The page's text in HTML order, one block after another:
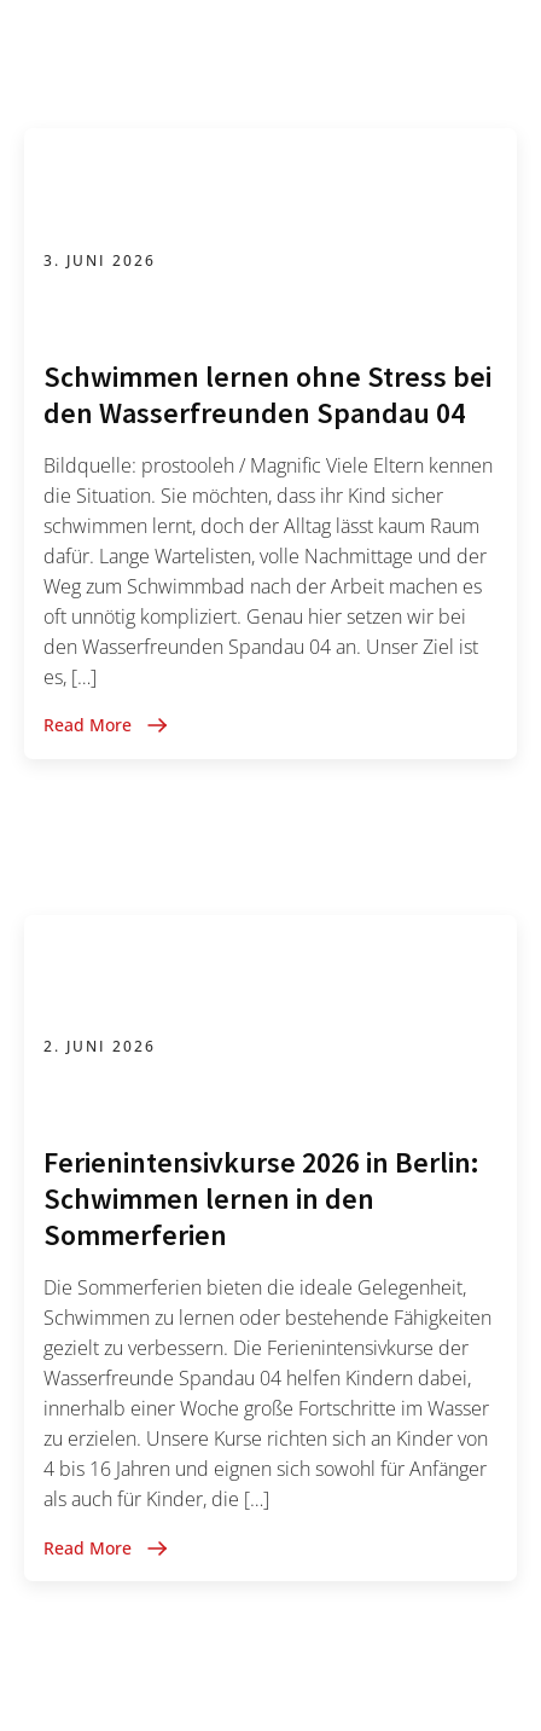
3. JUNI 2026
Schwimmen lernen ohne Stress bei
den Wasserfreunden Spandau 04
Bildquelle: prostooleh / Magnific Viele Eltern kennen
die Situation. Sie möchten, dass ihr Kind sicher
schwimmen lernt, doch der Alltag lässt kaum Raum
dafür. Lange Wartelisten, volle Nachmittage und der
Weg zum Schwimmbad nach der Arbeit machen es
oft unnötig kompliziert. Genau hier setzen wir bei
den Wasserfreunden Spandau 04 an. Unser Ziel ist
es, […]
Read More
2. JUNI 2026
Ferienintensivkurse 2026 in Berlin:
Schwimmen lernen in den
Sommerferien
Die Sommerferien bieten die ideale Gelegenheit,
Schwimmen zu lernen oder bestehende Fähigkeiten
gezielt zu verbessern. Die Ferienintensivkurse der
Wasserfreunde Spandau 04 helfen Kindern dabei,
innerhalb einer Woche große Fortschritte im Wasser
zu erzielen. Unsere Kurse richten sich an Kinder von
4 bis 16 Jahren und eignen sich sowohl für Anfänger
als auch für Kinder, die […]
Read More